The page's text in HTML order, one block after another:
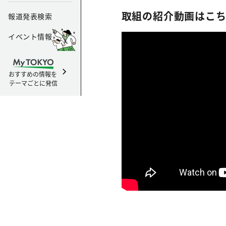
報道発表検索
イベント情報
おすすめの情報を
テーマごとに発信
取組の紹介動画はこ